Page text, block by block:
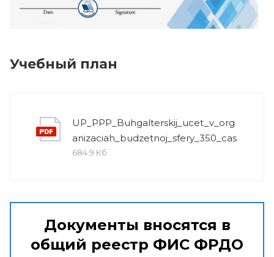
Учебный план
UP_PPP_Buhgalterskij_ucet_v_org
anizaciah_budzetnoj_sfery_350_cas
684.9 Кб
Документы вносятся в
общий реестр ФИС ФРДО